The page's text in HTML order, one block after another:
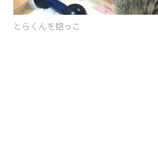
とらくんを抱っこ